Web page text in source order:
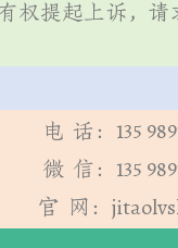
权提起上诉，
电 话：135
微 信：135
官 网：